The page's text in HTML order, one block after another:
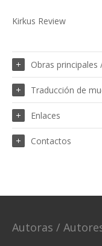
Kirkus Review
Obras principales
Traducción de
Enlaces
Contactos
Autoras /